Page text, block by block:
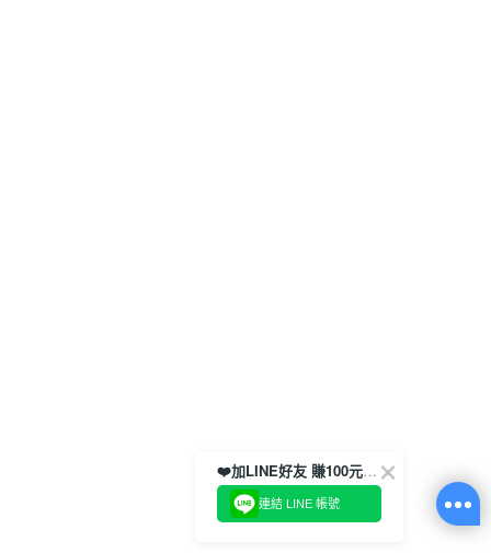
❤️加LINE好友 賺100元券！
連結 LINE 帳號